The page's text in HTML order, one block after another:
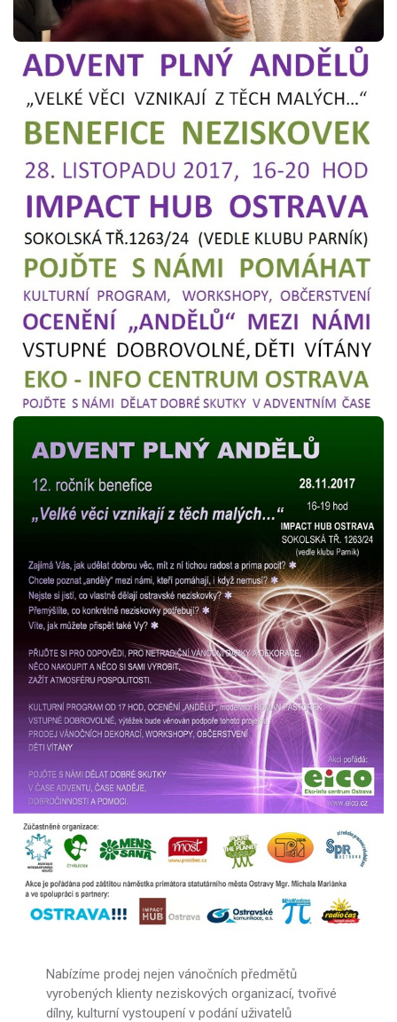
Nabízíme prodej nejen vánočních předmětů
vyrobených klienty neziskových organizací, tvořivé
dílny, kulturní vystoupení v podání uživatelů